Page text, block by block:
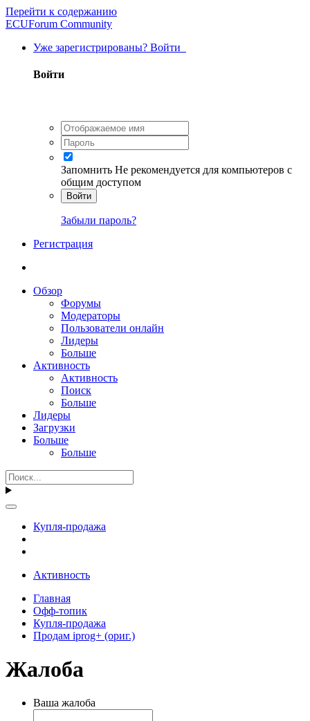
Перейти к содержанию
ECUForum Community
Уже зарегистрированы? Войти
Войти
Запомнить Не рекомендуется для компьютеров с
общим доступом
Войти
Забыли пароль?
Регистрация
Обзор
Форумы
Модераторы
Пользователи онлайн
Лидеры
Больше
Активность
Активность
Поиск
Больше
Лидеры
Загрузки
Больше
Больше
Купля-продажа
Активность
Главная
Офф-топик
Купля-продажа
Продам iprog+ (ориг.)
Жалоба
Ваша жалоба